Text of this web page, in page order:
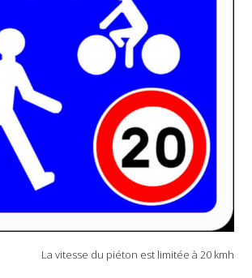
La vitesse du piéton est limitée à 20 kmh